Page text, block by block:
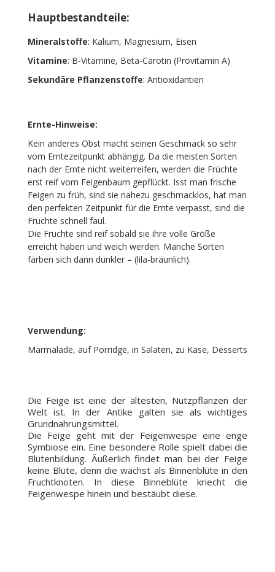
Hauptbestandteile:
Mineralstoffe: Kalium, Magnesium, Eisen
Vitamine: B-Vitamine, Beta-Carotin (Provitamin A)
Sekundäre Pflanzenstoffe: Antioxidantien
Ernte-Hinweise:
Kein anderes Obst macht seinen Geschmack so sehr
vom Erntezeitpunkt abhängig. Da die meisten Sorten
nach der Ernte nicht weiterreifen, werden die Früchte
erst reif vom Feigenbaum gepflückt. Isst man frische
Feigen zu früh, sind sie nahezu geschmacklos, hat man
den perfekten Zeitpunkt für die Ernte verpasst, sind die
Früchte schnell faul.
Die Früchte sind reif sobald sie ihre volle Größe
erreicht haben und weich werden. Manche Sorten
färben sich dann dunkler – (lila-bräunlich).
Verwendung:
Marmalade, auf Porridge, in Salaten, zu Käse, Desserts
Die Feige ist eine der ältesten, Nutzpflanzen der
Welt ist. In der Antike galten sie als wichtiges
Grundnahrungsmittel.
Die Feige geht mit der Feigenwespe eine enge
Symbiose ein. Eine besondere Rolle spielt dabei die
Blütenbildung. Äußerlich findet man bei der Feige
keine Blüte, denn die wächst als Binnenblüte in den
Fruchtknoten. In diese Binneblüte kriecht die
Feigenwespe hinein und bestäubt diese.